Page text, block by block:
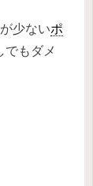
少ないポ
でもダメ